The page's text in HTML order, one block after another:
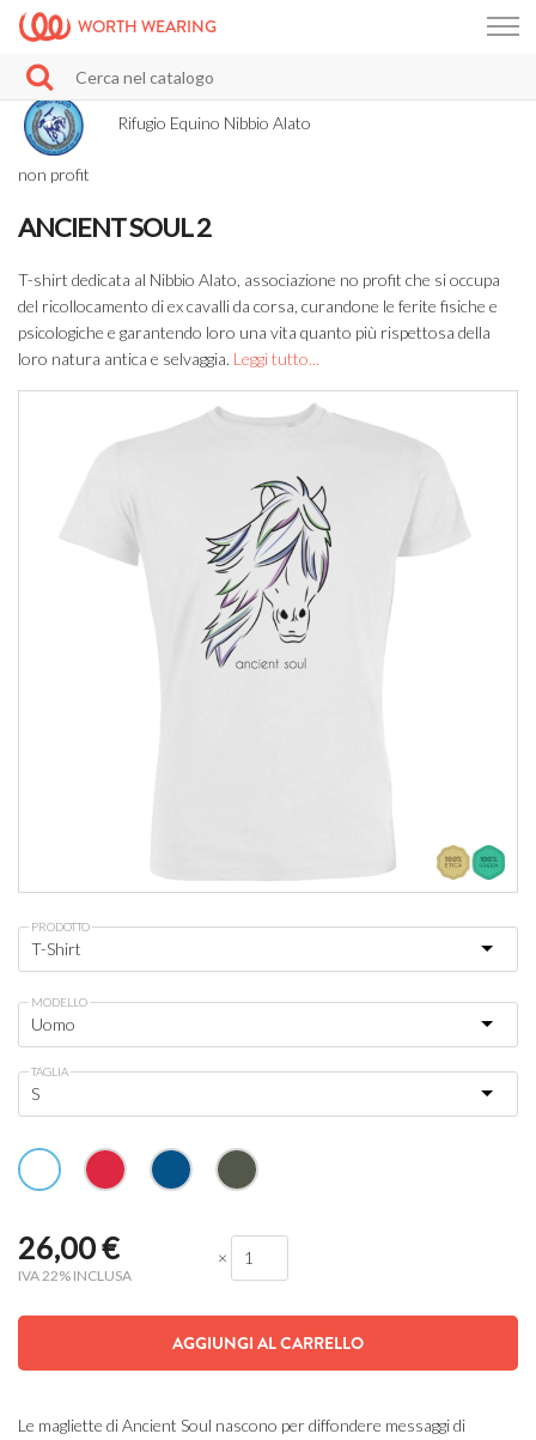
WORTH WEARING
Rifugio Equino Nibbio Alato
non profit
ANCIENT SOUL 2
T-shirt dedicata al Nibbio Alato, associazione no profit che si occupa
del ricollocamento di ex cavalli da corsa, curandone le ferite fisiche e
psicologiche e garantendo loro una vita quanto più rispettosa della
loro natura antica e selvaggia. Leggi tutto...
PRODOTTO
MODELLO
TAGLIA
26,00€
IVA 22% INCLUSA
×
AGGIUNGI AL CARRELLO
Le magliette di Ancient Soul nascono per diffondere messaggi di